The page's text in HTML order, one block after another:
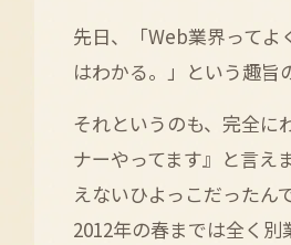
先日、「Web業界ってよ
はわかる。」という趣旨
それというのも、完全
ナーやってます』と言え
えないひよっこだったん
2012年の春までは全く